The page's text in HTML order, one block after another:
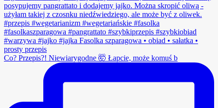
Co? Przepis?! Niewiarygodne 🤯 Łapcie, może komuś b